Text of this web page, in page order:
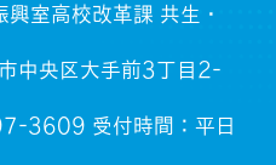
室高校改革課 共生・
中央区大手前3丁目2-
3609 受付時間：平日